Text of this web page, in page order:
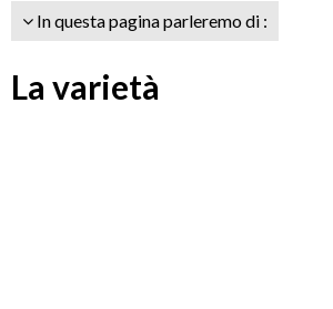
In questa pagina parleremo di :
La varietà